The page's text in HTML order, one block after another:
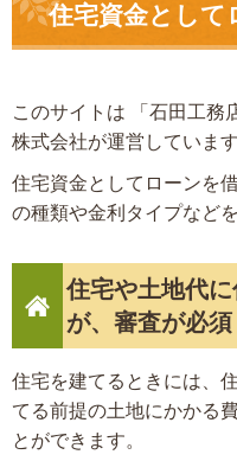
住宅資金として
このサイトは 「石田工務
株式会社が運営しています
住宅資金としてローンを
の種類や金利タイプなど
住宅や土地代
が、審査が必須
住宅を建てるときには、
てる前提の土地にかかる
とができます。